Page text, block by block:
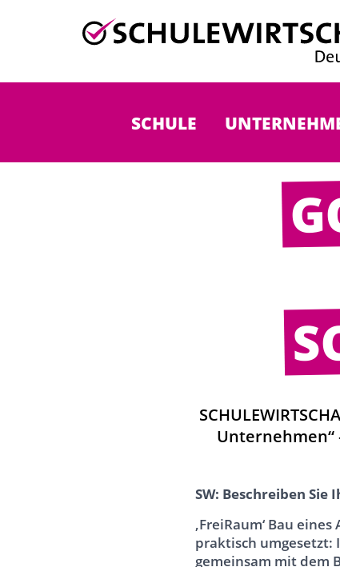
SCHULE
Unternehmen“
SW: Beschreiben Sie
‚FreiRaum‘ Bau
praktisch umgesetzt:
gemeinsam mit dem